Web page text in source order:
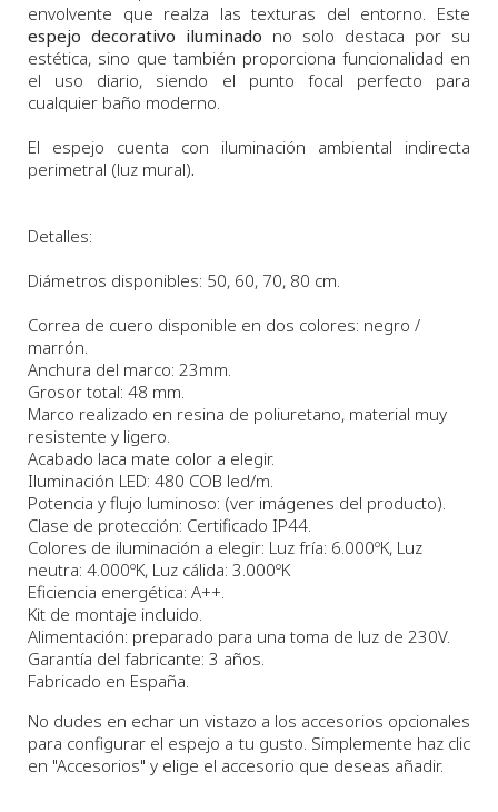
envolvente que realza las texturas del entorno. Este
espejo decorativo iluminado no solo destaca por su
estética, sino que también proporciona funcionalidad en
el uso diario, siendo el punto focal perfecto para
cualquier baño moderno.
El espejo cuenta con iluminación ambiental indirecta
perimetral (luz mural).
Detalles:
Diámetros disponibles: 50, 60, 70, 80 cm.
Correa de cuero disponible en dos colores: negro /
marrón.
Anchura del marco: 23mm.
Grosor total: 48 mm.
Marco realizado en resina de poliuretano, material muy
resistente y ligero.
Acabado laca mate color a elegir.
Iluminación LED: 480 COB led/m.
Potencia y flujo luminoso: (ver imágenes del producto).
Clase de protección: Certificado IP44.
Colores de iluminación a elegir: Luz fría: 6.000ºK, Luz
neutra: 4.000ºK, Luz cálida: 3.000ºK
Eficiencia energética: A++.
Kit de montaje incluido.
Alimentación: preparado para una toma de luz de 230V.
Garantía del fabricante: 3 años.
Fabricado en España.
No dudes en echar un vistazo a los accesorios opcionales
para configurar el espejo a tu gusto. Simplemente haz clic
en "Accesorios" y elige el accesorio que deseas añadir.